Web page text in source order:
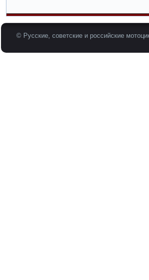
© Русские, советские и российские